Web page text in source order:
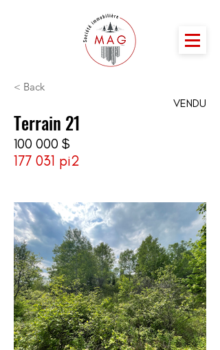
< Back
VENDU
Terrain 21
100 000 $
177 031 pi2